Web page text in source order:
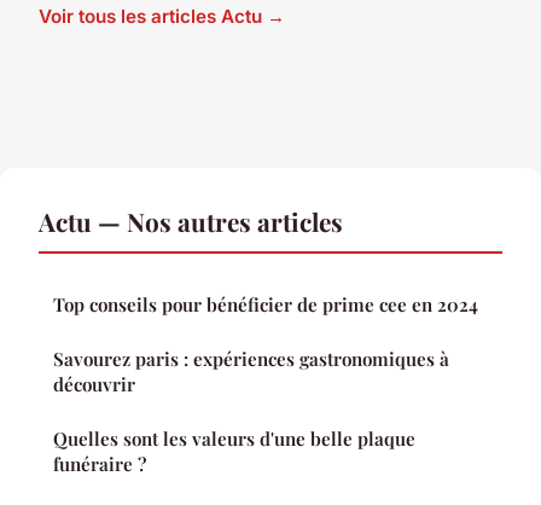
Voir tous les articles Actu →
Actu — Nos autres articles
Top conseils pour bénéficier de prime cee en 2024
Savourez paris : expériences gastronomiques à
découvrir
Quelles sont les valeurs d'une belle plaque
funéraire ?